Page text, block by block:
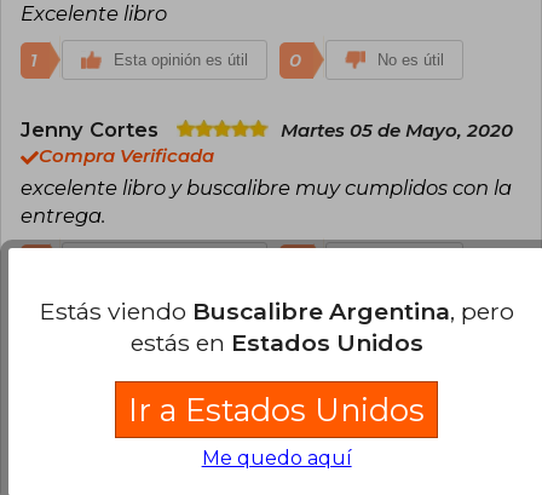
Excelente libro
1 Esta opinión es útil 0 No es útil
Jenny Cortes
Martes 05 de Mayo, 2020
Compra Verificada
excelente libro y buscalibre muy cumplidos con la
entrega.
Cargar más opiniones del libro
¿Leíste este libro? Inicia sesiónpara poder
agregar tu propia evaluación.
Estás viendo Buscalibre Argentina, pero
estás en Estados Unidos
Ir a Estados Unidos
Me quedo aquí